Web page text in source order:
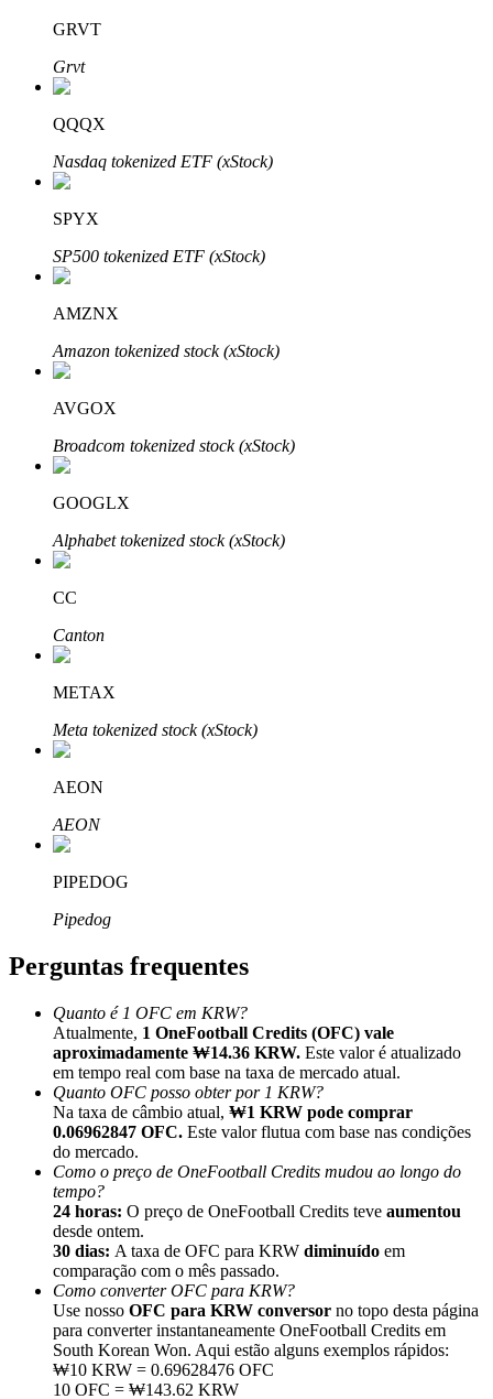
Investimento Automático
Obtenha lucro a longo prazo e interesses flexíveis
Aprenda a apostar
Aprenda como ganhar renda passiva
Bitrue
AI
Parceiros Bitrue
Afiliados Bitrue
Até 65% de comissões!
Indicação
Convide um amigo para receber recompensas em dinheiro
BTC Welcome Rewards
GRVT
Grvt
QQQX
Nasdaq tokenized ETF (xStock)
SPYX
SP500 tokenized ETF (xStock)
AMZNX
Amazon tokenized stock (xStock)
AVGOX
Broadcom tokenized stock (xStock)
GOOGLX
Alphabet tokenized stock (xStock)
CC
Canton
METAX
Meta tokenized stock (xStock)
AEON
AEON
PIPEDOG
Pipedog
Perguntas frequentes
Quanto é 1 OFC em KRW?
Atualmente, 1 OneFootball Credits (OFC) vale
aproximadamente ₩14.36 KRW. Este valor é atualizado
em tempo real com base na taxa de mercado atual.
Quanto OFC posso obter por 1 KRW?
Na taxa de câmbio atual, ₩1 KRW pode comprar
0.06962847 OFC. Este valor flutua com base nas condições
do mercado.
Como o preço de OneFootball Credits mudou ao longo do
tempo?
24 horas: O preço de OneFootball Credits teve aumentou
desde ontem.
30 dias: A taxa de OFC para KRW diminuído em
comparação com o mês passado.
Como converter OFC para KRW?
Use nosso OFC para KRW conversor no topo desta página
para converter instantaneamente OneFootball Credits em
South Korean Won. Aqui estão alguns exemplos rápidos:
₩10 KRW = 0.69628476 OFC
10 OFC = ₩143.62 KRW